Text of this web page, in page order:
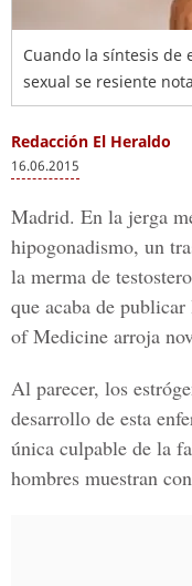
Cuando la síntesis de
sexual se resiente
Redacción El Heraldo
16.06.2015
Madrid. En la jerga
hipogonadismo, un
la merma de
que acaba de
of Medicine arroja
Al parecer, los
desarrollo de esta
única culpable de la
hombres muestran